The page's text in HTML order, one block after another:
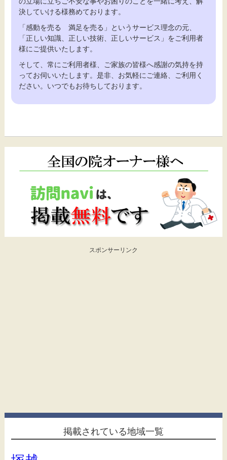
決していける様務めております。
「感動を売る 満足を売る」というサービス理念の元、
「正しい知識、正しい技術、正しいサービス」をご利用者
様にご提供いたします。
そして、常にご利用者様、ご家族の皆様へ感謝の気持を持
ってお伺いいたします。是非、お気軽にご連絡、ご利用く
ださい。いつでもお待ちしております。
スポンサーリンク
掲載されている地域一覧